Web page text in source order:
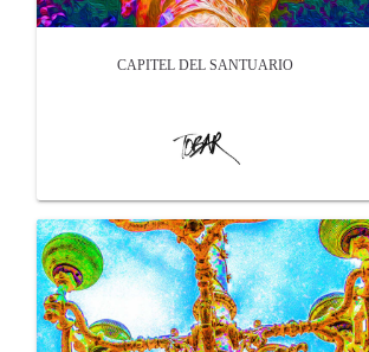
CAPITEL DEL SANTUARIO